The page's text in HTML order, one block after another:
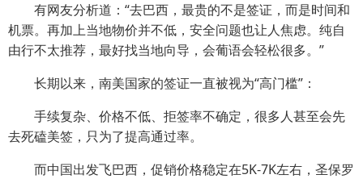
有网友分析道：“去巴西，最贵的不是签证，而是时间和
机票。再加上当地物价并不低，安全问题也让人焦虑。纯自
由行不太推荐，最好找当地向导，会葡语会轻松很多。”
长期以来，南美国家的签证一直被视为“高门槛”：
手续复杂、价格不低、拒签率不确定，很多人甚至会先
去死磕美签，只为了提高通过率。
而中国出发飞巴西，促销价格稳定在5K-7K左右，圣保罗